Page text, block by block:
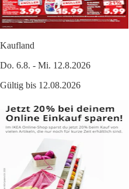
Kaufland
Do. 6.8. - Mi. 12.8.2026
Gültig bis 12.08.2026